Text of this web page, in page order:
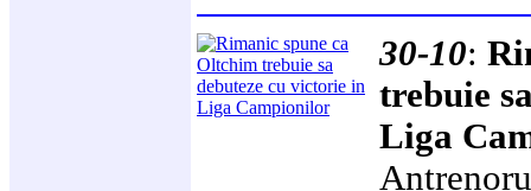
30-10:
trebuie
Liga